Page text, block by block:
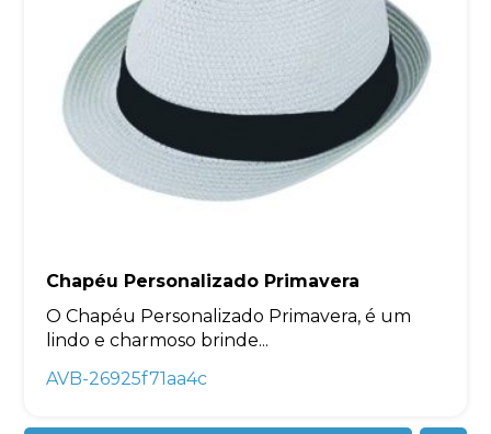
Chapéu Personalizado Primavera
O Chapéu Personalizado Primavera, é um
lindo e charmoso brinde...
AVB-26925f71aa4c